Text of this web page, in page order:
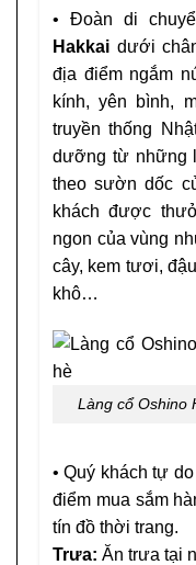
• Đoàn di
Hakkai dưới
địa điểm ngắm
kính, yên bình,
truyền thống
dưỡng từ những
theo sườn dốc
khách được
ngon của vùng
cây, kem tươi,
khô…
Làng cổ Oshino
• Quý khách tự
điểm mua sắm
tín đồ thời trang.
Trưa: Ăn trưa tại